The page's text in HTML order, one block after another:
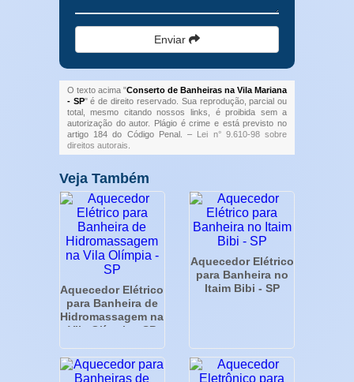
Enviar
O texto acima "Conserto de Banheiras na Vila Mariana
- SP" é de direito reservado. Sua reprodução, parcial ou
total, mesmo citando nossos links, é proibida sem a
autorização do autor. Plágio é crime e está previsto no
artigo 184 do Código Penal. – Lei n° 9.610-98 sobre
direitos autorais
Veja Também
Aquecedor Elétrico
para Banheira de
Hidromassagem na
Vila Olímpia - SP
Aquecedor Elétrico
para Banheira no
Itaim Bibi - SP